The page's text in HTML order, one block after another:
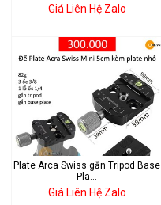
Giá Liên Hệ Zalo
Plate Arca Swiss gắn Tripod Base
Pla...
Giá Liên Hệ Zalo